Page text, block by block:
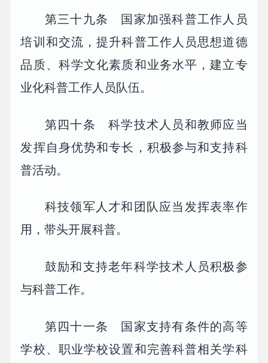
第三十九条 国家加强科普工作人员
培训和交流，提升科普工作人员思想道德
品质、科学文化素质和业务水平，建立专
业化科普工作人员队伍。
第四十条 科学技术人员和教师应当
发挥自身优势和专长，积极参与和支持科
普活动。
科技领军人才和团队应当发挥表率作
用，带头开展科普。
鼓励和支持老年科学技术人员积极参
与科普工作。
第四十一条 国家支持有条件的高等
学校、职业学校设置和完善科普相关学科